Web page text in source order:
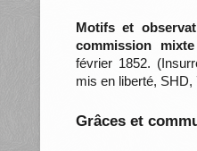
Motifs et
commission
février 1852.
mis en liberté, SHD,
Grâces et